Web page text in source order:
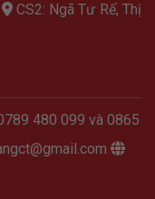
CS2: Ngã Tư Rế, Thị
480 099 và 0865